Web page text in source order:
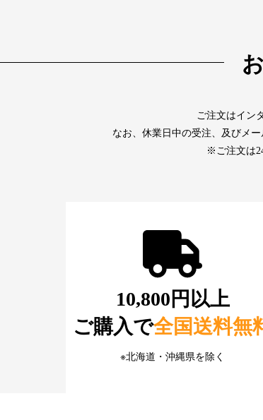
ご注文はイン
なお、休業日中の受注、及びメ
※ご注文は
10,800円以上
ご購入で全国送料無
※北海道・沖縄県を除く